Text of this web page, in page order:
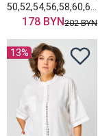
178 BYN202 BYN
13%